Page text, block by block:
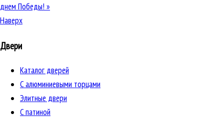
днем Победы! »
Наверх
Двери
Каталог дверей
C алюминиевыми торцами
Элитные двери
C патиной